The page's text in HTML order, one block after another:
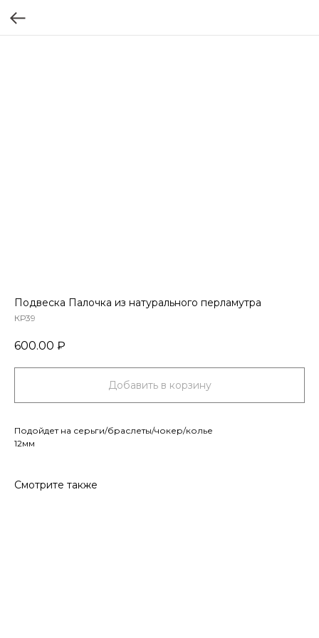
Подвеска Палочка из натурального перламутра
КР39
600.00 ₽
Добавить в корзину
Подойдет на серьги/браслеты/чокер/колье
12мм
Смотрите также